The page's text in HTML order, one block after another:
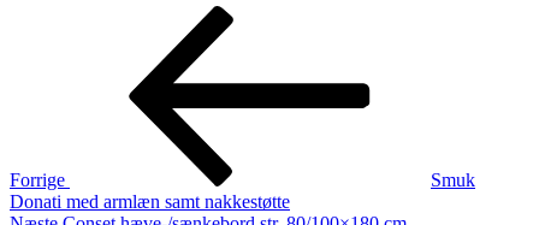
Indlægsnavigation
Forrige
Smuk
Donati med armlæn samt nakkestøtte